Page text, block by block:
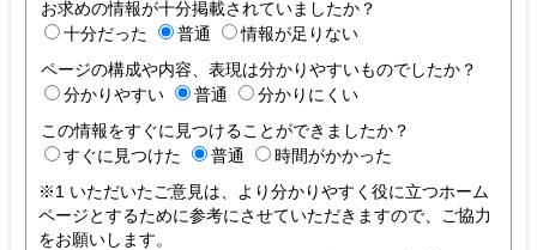
お求めの情報が十分掲載されていましたか？
十分だった
普通
情報が足りない
ページの構成や内容、表現は分かりやすいものでしたか？
分かりやすい
普通
分かりにくい
この情報をすぐに見つけることができましたか？
すぐに見つけた
普通
時間がかかった
※1 いただいたご意見は、より分かりやすく役に立つホーム
ページとするために参考にさせていただきますので、ご協力
をお願いします。